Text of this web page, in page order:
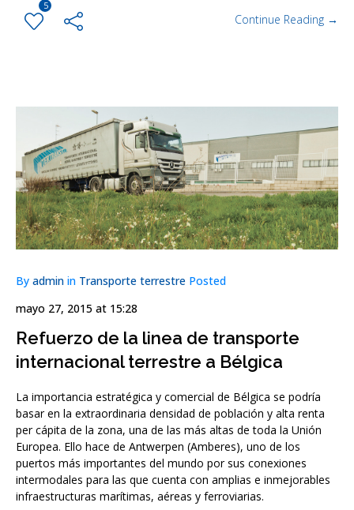
5
Continue Reading →
By admin in Transporte terrestre Posted
mayo 27, 2015 at 15:28
Refuerzo de la linea de transporte
internacional terrestre a Bélgica
La importancia estratégica y comercial de Bélgica se podría
basar en la extraordinaria densidad de población y alta renta
per cápita de la zona, una de las más altas de toda la Unión
Europea. Ello hace de Antwerpen (Amberes), uno de los
puertos más importantes del mundo por sus conexiones
intermodales para las que cuenta con amplias e inmejorables
infraestructuras marítimas, aéreas y ferroviarias.